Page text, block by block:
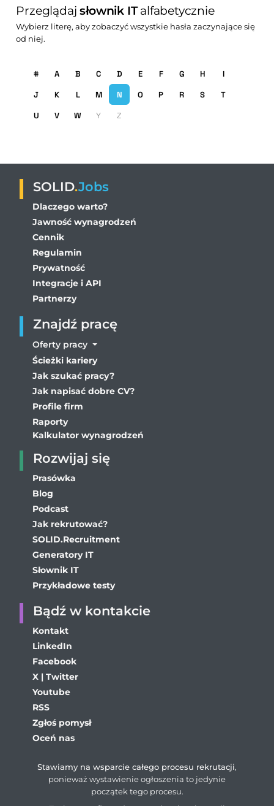
Przeglądajsłownik ITalfabetycznie
Wybierz literę, aby zobaczyć wszystkie hasła zaczynające się
od niej.
# A B C D E F G H
I
J
K L M N O P R S
T
U
V W Y Z
SOLID.Jobs
Dlaczego warto?
Jawność wynagrodzeń
Cennik
Regulamin
Prywatność
Integracje i API
Partnerzy
Znajdź pracę
Oferty pracy
Ścieżki kariery
Jak szukać pracy?
Jak napisać dobre CV?
Profile firm
Raporty
Kalkulator wynagrodzeń
Rozwijaj się
Prasówka
Blog
Podcast
Jak rekrutować?
SOLID.Recruitment
Generatory IT
Słownik IT
Przykładowe testy
Bądź w kontakcie
Kontakt
LinkedIn
Facebook
X | Twitter
Youtube
RSS
Zgłoś pomysł
Oceń nas
Stawiamy na wsparcie całego procesu rekrutacji,
ponieważ wystawienie ogłoszenia to jedynie
początek tego procesu.